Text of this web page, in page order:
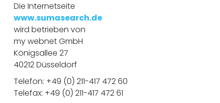
Die Internetseite
www.sumasearch.de
wird betrieben von
my webnet GmbH
Königsallee 27
40212 Düsseldorf
Telefon: +49 (0) 211-417 472 60
Telefax: +49 (0) 211-417 472 61